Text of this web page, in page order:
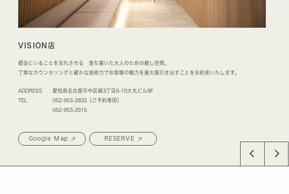
VISION店
都会にいることを忘れさせる 落ち着いた大人のための癒し空間。
丁寧なカウンセリングと確かな技術力でお客様の魅力を最大限引き出すことをお約束いたします。
ADDRESS
愛知県名古屋市中区錦3丁目6-10大丸ビル8F
TEL
052-953-2833（ご予約専用）
052-953-2915
Google Map RESERVE